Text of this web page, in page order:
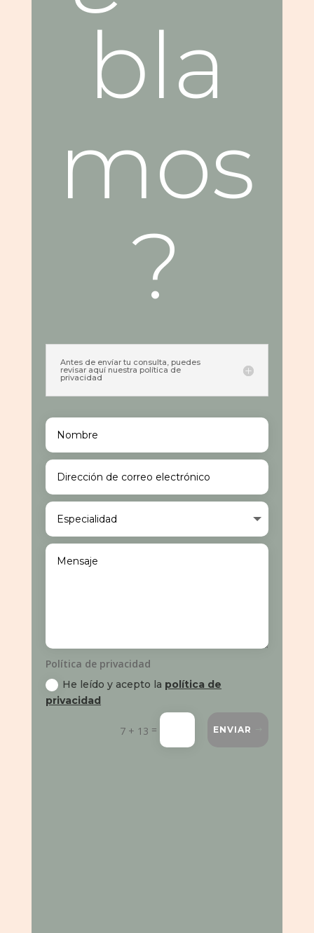
bla
mos
?
Antes de envíar tu consulta, puedes
revisar aquí nuestra política de
privacidad
Política de privacidad
He leído y acepto la política de
privacidad
7 + 13 = ENVIAR